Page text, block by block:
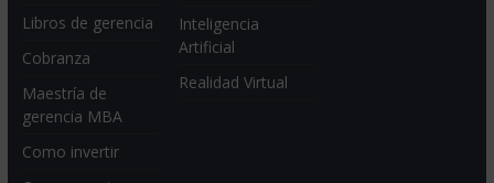
Libros de gerencia
Cobranza
Maestría de
gerencia MBA
Como invertir
Inteligencia
Artificial
Realidad Virtual